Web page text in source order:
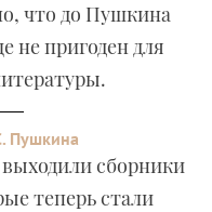
что до Пушкина
не пригоден для
Пушкина
выходили сборники
теперь стали